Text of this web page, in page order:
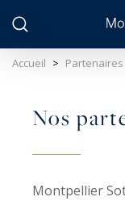
Accueil > Partenaires
Nos
Montpellier